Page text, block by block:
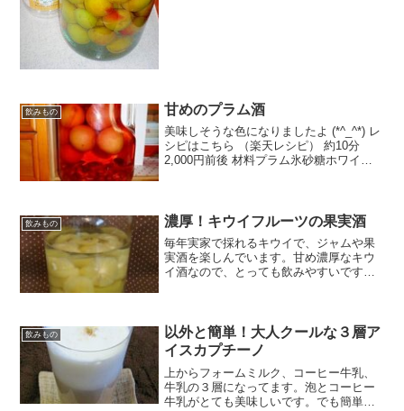
飲みもの 甘めのプラム酒
美味しそうな色になりましたよ (*^_^*) レ
シピはこちら （楽天レシピ） 約10分
2,000円前後 材料プラム氷砂糖ホワイト
飲みもの 濃厚！キウイフルーツの果実酒
毎年実家で採れるキウイで、ジャムや果
実酒を楽しんでいます。甘め濃厚なキウ
イ酒なので、とっても飲みやすいですよ‼
ー
飲みもの
以外と簡単！大人クールな３層ア
イスカプチーノ
上からフォームミルク、コーヒー牛乳、
牛乳の３層になってます。泡とコーヒー
牛乳がとても美味しいです。でも簡単な